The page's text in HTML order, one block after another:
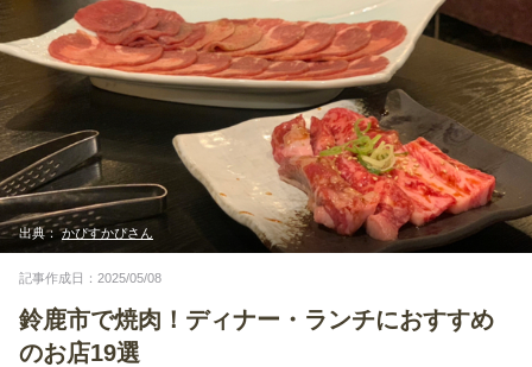
出典：かぴすかぴさん
記事作成日：2025/05/08
鈴鹿市で焼肉！ディナー・ランチにおすすめ
のお店19選